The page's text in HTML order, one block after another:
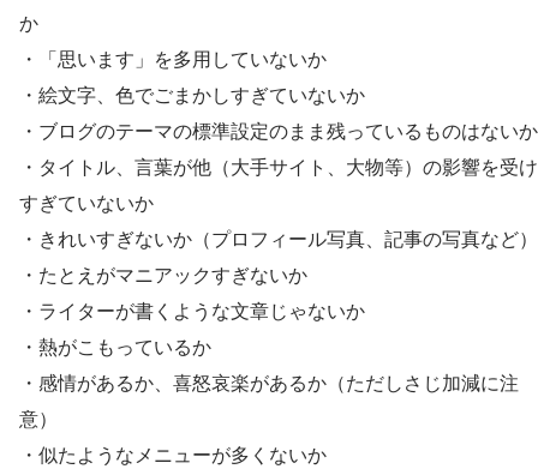
か
・「思います」を多用していないか
・絵文字、色でごまかしすぎていないか
・ブログのテーマの標準設定のまま残っているものはないか
・タイトル、言葉が他（大手サイト、大物等）の影響を受け
すぎていないか
・きれいすぎないか（プロフィール写真、記事の写真など）
・たとえがマニアックすぎないか
・ライターが書くような文章じゃないか
・熱がこもっているか
・感情があるか、喜怒哀楽があるか（ただしさじ加減に注
意）
・似たようなメニューが多くないか